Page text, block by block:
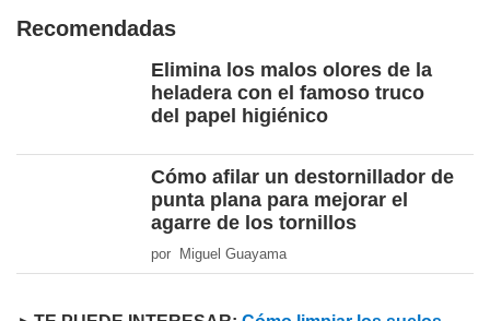
Recomendadas
Elimina los malos olores de la
heladera con el famoso truco
del papel higiénico
Cómo afilar un destornillador de
punta plana para mejorar el
agarre de los tornillos
por Miguel Guayama